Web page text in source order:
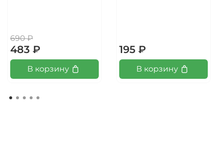
690 ₽
483 ₽
В корзину
195 ₽
В корзину